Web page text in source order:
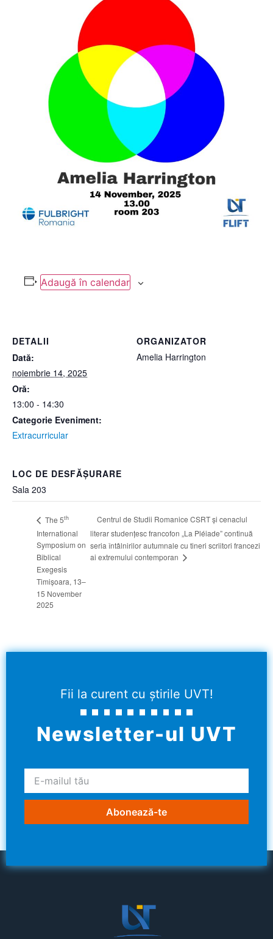
Adaugă în calendar
DETALII
Dată:
noiembrie 14, 2025
Oră:
13:00 - 14:30
Categorie Eveniment:
Extracurricular
ORGANIZATOR
Amelia Harrington
LOC DE DESFĂȘURARE
Sala 203
The 5th
International
Symposium on
Biblical
Exegesis
Timișoara, 13–
15 November
2025
Centrul de Studii Romanice CSRT și cenaclul
literar studențesc francofon „La Pléiade” continuă
seria întâlnirilor autumnale cu tineri scriitori francezi
ai extremului contemporan
Fii la curent cu știrile UVT!
Newsletter-ul UVT
Abonează-te